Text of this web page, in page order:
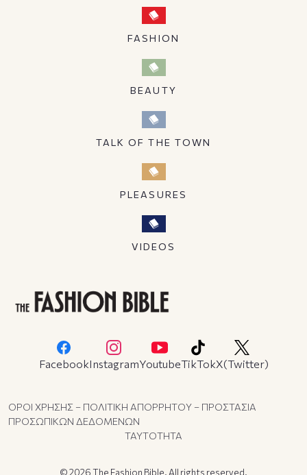
FASHION
BEAUTY
TALK OF THE TOWN
PLEASURES
VIDEOS
FacebookInstagramYoutubeTikTokX(Twitter)
ΟΡΟΙ ΧΡΗΣΗΣ – ΠΟΛΙΤΙΚΗ ΑΠΟΡΡΗΤΟΥ – ΠΡΟΣΤΑΣΙΑ
ΠΡΟΣΩΠΙΚΩΝ ΔΕΔΟΜΕΝΩΝ
ΤΑΥΤΟΤΗΤΑ
© 2026 The Fashion Bible. All rights reserved.